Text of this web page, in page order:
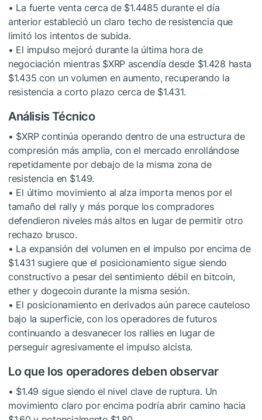
• La fuerte venta cerca de $1.4485 durante el día
anterior estableció un claro techo de resistencia que
limitó los intentos de subida.
• El impulso mejoró durante la última hora de
negociación mientras $XRP ascendía desde $1.428 hasta
$1.435 con un volumen en aumento, recuperando la
resistencia a corto plazo cerca de $1.431.
Análisis Técnico
• $XRPcontinúa operando dentro de una estructura de
compresión más amplia, con el mercado enrollándose
repetidamente por debajo de la misma zona de
resistencia en $1.49.
• El último movimiento al alza importa menos por el
tamaño del rally y más porque los compradores
defendieron niveles más altos en lugar de permitir otro
rechazo brusco.
• La expansión del volumen en el impulso por encima de
$1.431 sugiere que el posicionamiento sigue siendo
constructivo a pesar del sentimiento débil en bitcoin,
ether y dogecoin durante la misma sesión.
• El posicionamiento en derivados aún parece cauteloso
bajo la superficie, con los operadores de futuros
continuando a desvanecer los rallies en lugar de
perseguir agresivamente el impulso alcista.
Lo que los operadores deben observar
• $1.49 sigue siendo el nivel clave de ruptura. Un
movimiento claro por encima podría abrir camino hacia